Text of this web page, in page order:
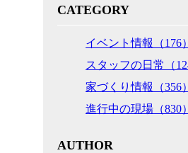
CATEGORY
イベント情報（176）
スタッフの日常（
家づくり情報（356）
進行中の現場（830）
AUTHOR